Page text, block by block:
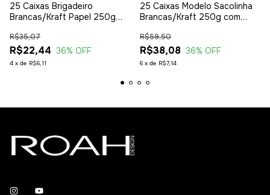
25 Caixas Brigadeiro
Brancas/Kraft Papel 250g
4x4x4cm (CX015) - ROAH
R$22,44
R$35,07
36% OFF
4 x de R$6,11
25 Caixas Modelo Sacolinha
Brancas/Kraft 250g com
Personalizadas 9,5x5x12cm
(CX001) - ROAH Design
R$38,08
R$59,50
36% OFF
6 x de R$7,14